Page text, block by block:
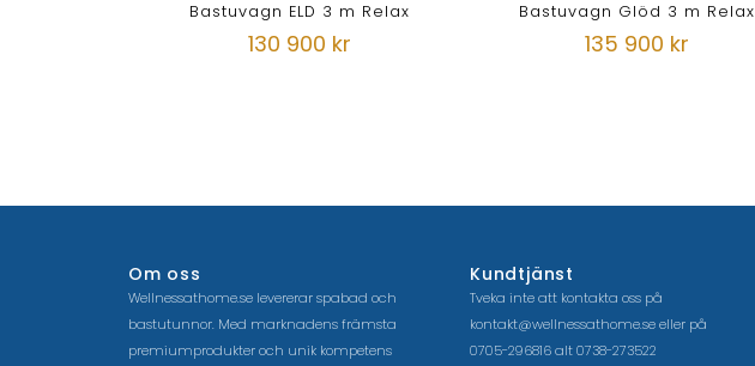
Bastuvagn ELD 3 m Relax
130 900 kr
Bastuvagn Glöd 3 m Relax
135 900 kr
Om oss
Wellnessathome.se levererar spabad och
bastutunnor. Med marknadens främsta
premiumprodukter och unik kompetens
Kundtjänst
Tveka inte att kontakta oss på
kontakt@wellnessathome.seeller på
0705-296816 alt 0738-273522